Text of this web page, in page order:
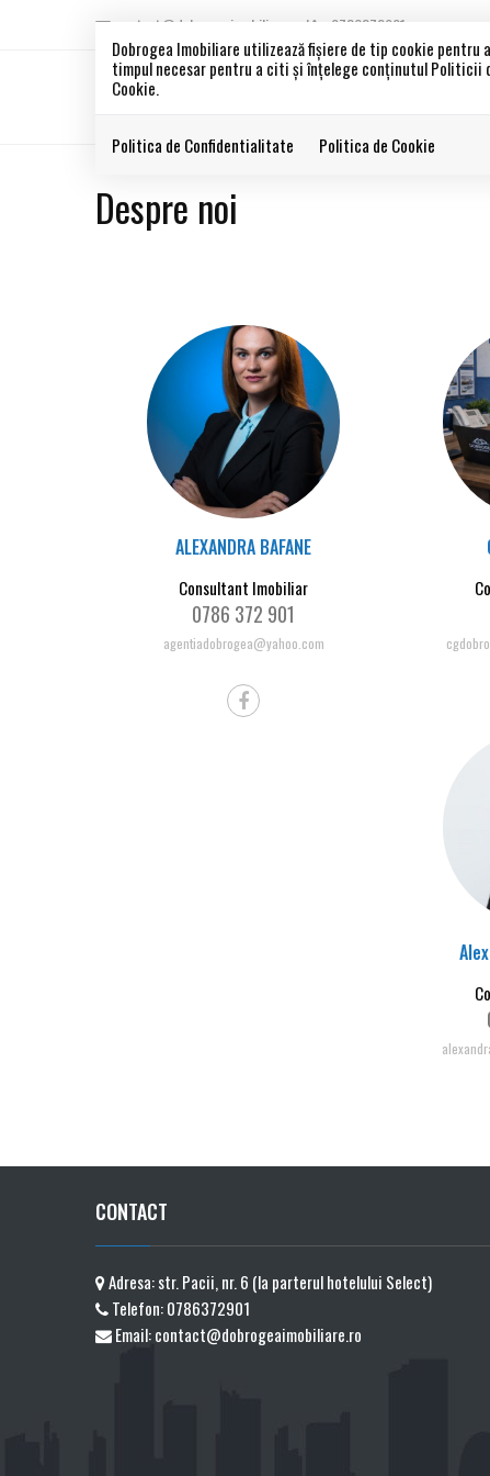
Dobrogea Imobiliare utilizează fişiere de tip cookie
timpul necesar pentru a citi și înțelege conținutul Politicii
Cookie.
Politica de Confidentialitate Politica de Cookie
contact@dobrogeaimobiliare.ro 0786372901
Despre noi
ALEXANDRA BAFANE
Consultant Imobiliar
0786 372 901
agentiadobrogea@yahoo.com
CONTACT
Adresa: str. Pacii, nr. 6 (la parterul hotelului Select)
Telefon:0786372901
Email:contact@dobrogeaimobiliare.ro